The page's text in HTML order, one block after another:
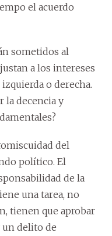
el acuerdo
sometidos al
a los intereses
o derecha.
la decencia y
del
político. El
de la
una tarea, no
tienen que aprobar
delito de